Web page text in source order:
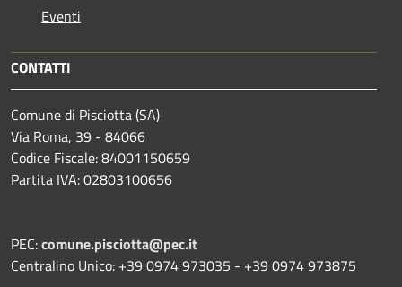
Eventi
CONTATTI
Comune di Pisciotta (SA)
Via Roma, 39 - 84066
Codice Fiscale: 84001150659
Partita IVA: 02803100656
PEC:comune.pisciotta@pec.it
Centralino Unico: +39 0974 973035 - +39 0974 973875